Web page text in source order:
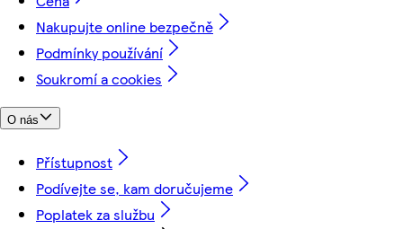
Nakupujte online bezpečně
Podmínky používání
Soukromí a cookies
O nás
Přístupnost
Podívejte se, kam doručujeme
Poplatek za službu